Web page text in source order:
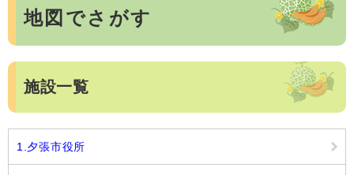
文
地図でさがす
施設一覧
1.夕張市役所